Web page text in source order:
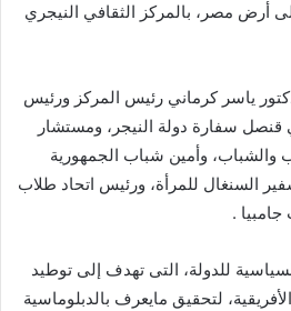
أرض مصر، بالمركز الثقافي النيجري
ياسر كرماني رئيس المركز ورئيس
قنصل سفارة دولة النيجر، ومستشار
والشباب، وأمين شباب الجمهورية
السنغال للمرأة، ورئيس اتحاد طلاب
.
للدولة، التى تهدف إلى توطيد
لتحقيق مايعرف بالدبلوماسية